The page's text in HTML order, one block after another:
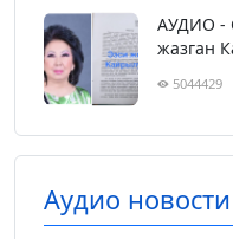
АУДИО -
жазган
5044429
Аудио новости